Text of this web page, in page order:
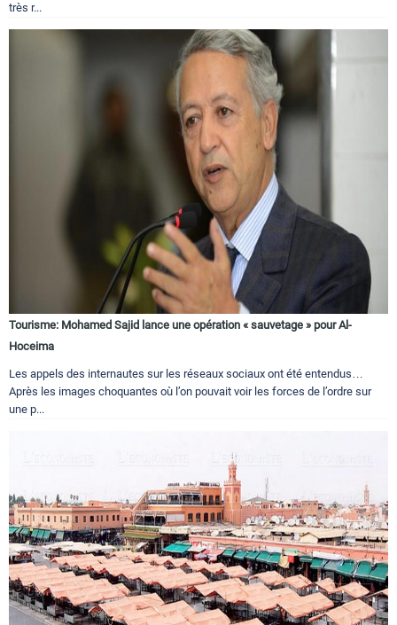
très r...
Tourisme: Mohamed Sajid lance une opération « sauvetage » pour Al-
Hoceima
Les appels des internautes sur les réseaux sociaux ont été entendus…
Après les images choquantes où l’on pouvait voir les forces de l’ordre sur
une p...